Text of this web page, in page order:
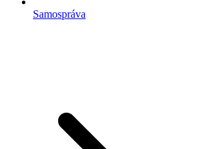
Samospráva